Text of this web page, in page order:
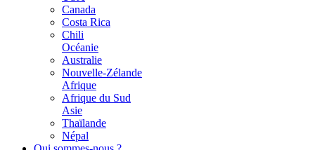
Canada
Costa Rica
Chili
Océanie
Australie
Nouvelle-Zélande
Afrique
Afrique du Sud
Asie
Thaïlande
Népal